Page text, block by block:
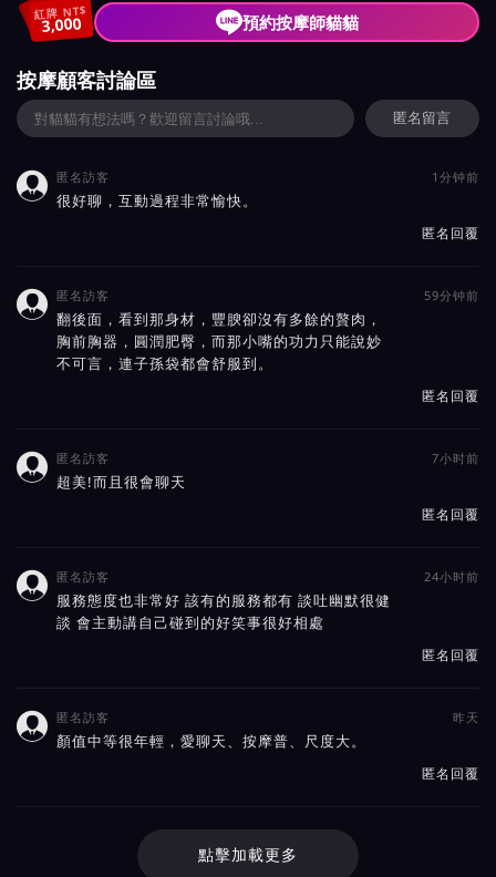
紅牌 NT$
3,000 預約按摩師貓貓
按摩顧客討論區
匿名留言
 匿名訪客 1分钟前
很好聊，互動過程非常愉快。
匿名回覆
 匿名訪客 59分钟前
翻後面，看到那身材，豐腴卻沒有多餘的贅肉，
胸前胸器，圓潤肥臀，而那小嘴的功力只能說妙
不可言，連子孫袋都會舒服到。
匿名回覆
 匿名訪客 7小时前
超美!而且很會聊天
匿名回覆
 匿名訪客 24小时前
服務態度也非常好 該有的服務都有 談吐幽默很健
談 會主動講自己碰到的好笑事很好相處
匿名回覆
 匿名訪客 昨天
顏值中等很年輕，愛聊天、按摩普、尺度大。
匿名回覆
點擊加載更多